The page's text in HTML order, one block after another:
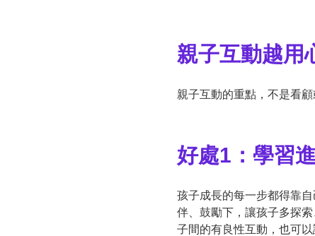
親子互動越
親子互動的重點，不是看
好處1：學習
孩子成長的每一步都得靠
伴、鼓勵下，讓孩子多探
子間的有良性互動，也可以